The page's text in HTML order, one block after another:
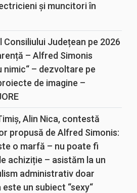
și muncitori în
Județean pe 2026
– Alfred Simonis
nimic“ – dezvoltare pe
de imagine –
Alin Nica, contestă
propusă de Alfred Simonis:
o marfă – nu poate fi
achiziție – asistăm la un
administrativ doar
un subiect “sexy“